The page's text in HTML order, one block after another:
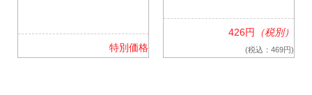
特別価格
426円 （税別）
(税込：469円)